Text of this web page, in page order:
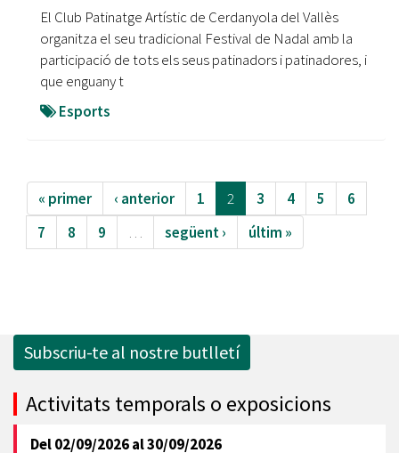
El Club Patinatge Artístic de Cerdanyola del Vallès
organitza el seu tradicional Festival de Nadal amb la
participació de tots els seus patinadors i patinadores, i
que enguany t
Esports
« primer ‹ anterior 1 2 3 4 5
6
7
8 9 … següent › últim »
Subscriu-te al nostre butlletí
Activitats temporals o exposicions
Del02/09/2026al30/09/2026